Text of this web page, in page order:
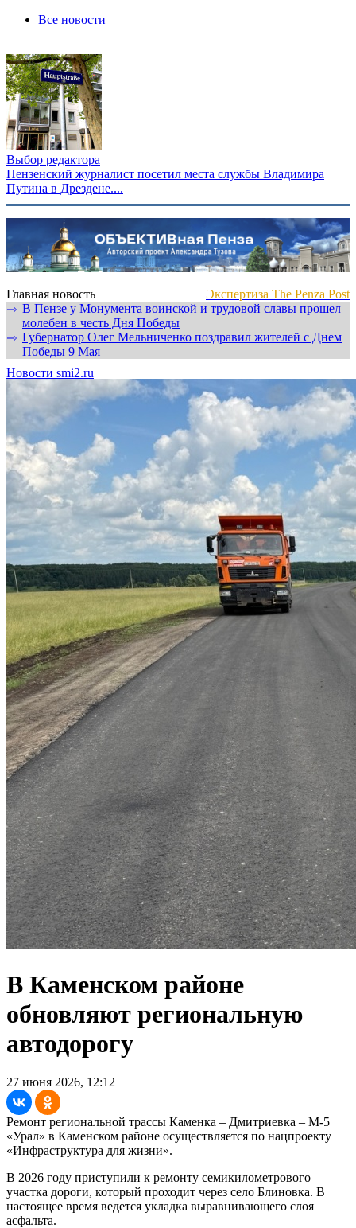
Все новости
Выбор редактора
Пензенский журналист посетил места службы Владимира
Путина в Дрездене....
Главная новость
Экспертиза The Penza Post
⇾ В Пензе у Монумента воинской и трудовой славы прошел
молебен в честь Дня Победы
⇾ Губернатор Олег Мельниченко поздравил жителей с Днем
Победы 9 Мая
Новости smi2.ru
В Каменском районе
обновляют региональную
автодорогу
27 июня 2026, 12:12
Ремонт региональной трассы Каменка – Дмитриевка – М-5
«Урал» в Каменском районе осуществляется по нацпроекту
«Инфраструктура для жизни».
В 2026 году приступили к ремонту семикилометрового
участка дороги, который проходит через село Блиновка. В
настоящее время ведется укладка выравнивающего слоя
асфальта.